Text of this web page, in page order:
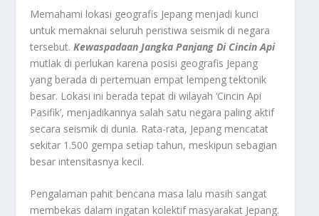
Memahami lokasi geografis Jepang menjadi kunci
untuk memaknai seluruh peristiwa seismik di negara
tersebut.Kewaspadaan Jangka Panjang Di Cincin Api
mutlak di perlukan karena posisi geografis Jepang
yang berada di pertemuan empat lempeng tektonik
besar. Lokasi ini berada tepat di wilayah ‘Cincin Api
Pasifik’, menjadikannya salah satu negara paling aktif
secara seismik di dunia. Rata-rata, Jepang mencatat
sekitar 1.500 gempa setiap tahun, meskipun sebagian
besar intensitasnya kecil.
Pengalaman pahit bencana masa lalu masih sangat
membekas dalam ingatan kolektif masyarakat Jepang.